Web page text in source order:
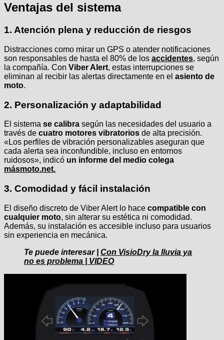
Ventajas del sistema
1. Atención plena y reducción de riesgos
Distracciones como mirar un GPS o atender notificaciones
son responsables de hasta el 80% de los accidentes, según
la compañía. Con Viber Alert, estas interrupciones se
eliminan al recibir las alertas directamente en el asiento de
moto.
2. Personalización y adaptabilidad
El sistema se calibra según las necesidades del usuario a
través de cuatro motores vibratorios de alta precisión.
«Los perfiles de vibración personalizables aseguran que
cada alerta sea inconfundible, incluso en entornos
ruidosos», indicó un informe del medio colega
másmoto.net.
3. Comodidad y fácil instalación
El diseño discreto de Viber Alert lo hace compatible con
cualquier moto, sin alterar su estética ni comodidad.
Además, su instalación es accesible incluso para usuarios
sin experiencia en mecánica.
Te puede interesar | Con VisioDry la lluvia ya
no es problema | VIDEO